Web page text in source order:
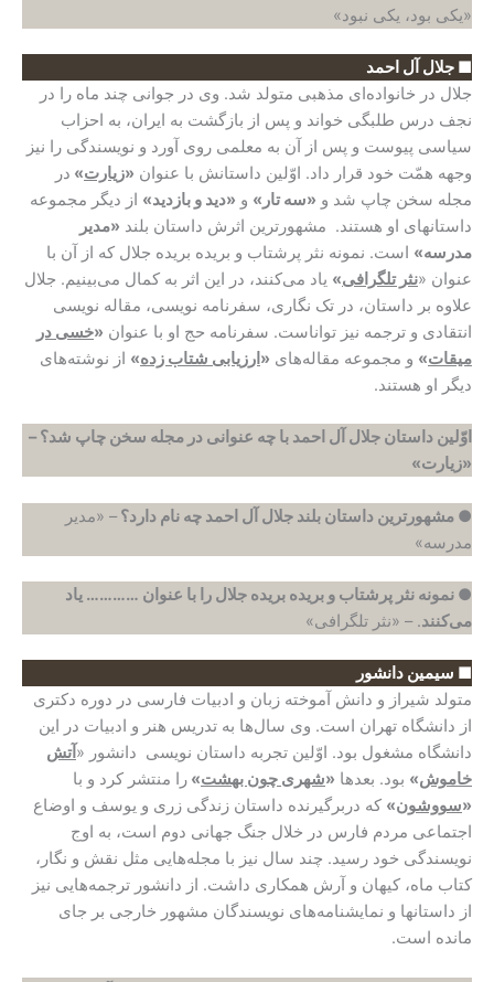
«یکی بود، یکی نبود»
■ جلال آل احمد
جلال در خانواده‌‌ای مذهبی متولد شد. وی در جوانی چند ماه را در
نجف درس طلبگی خواند و پس از بازگشت به ایران، به احزاب
سیاسی پیوست و پس از آن به معلمی روی آورد و نویسندگی را نیز
وجهه همّت خود قرار داد. اوّلین داستانش با عنوان «زیارت» در
مجله سخن چاپ شد و «سه تار» و «دید و بازدید» از دیگر مجموعه
داستانهای او هستند. مشهورترین اثرش داستان بلند «مدیر
مدرسه» است. نمونه نثر پرشتاب و بریده بریده جلال که از آن با
عنوان «نثر تلگرافی» یاد می‌کنند، در این اثر به کمال می‌بینیم. جلال
علاوه بر داستان، در تک نگاری، سفرنامه نویسی، مقاله نویسی
انتقادی و ترجمه نیز تواناست. سفرنامه حج او با عنوان «خسی در
میقات» و مجموعه مقاله‌های « ارزیابی شتاب زده» از نوشته‌های
دیگر او هستند.
اوّلین داستان جلال آل احمد با چه عنوانی در مجله سخن چاپ شد؟ –
«زیارت»
● مشهورترین داستان بلند جلال آل احمد چه نام دارد؟ – «مدیر
مدرسه»
● نمونه نثر پرشتاب و بریده بریده جلال را با عنوان ………… یاد
می‌کنند. – «نثر تلگرافی»
■ سیمین دانشور
متولد شیراز و دانش آموخته زبان و ادبیات فارسی در دوره دکتری
از دانشگاه تهران است. وی سال‌ها به تدریس هنر و ادبیات در این
دانشگاه مشغول بود. اوّلین تجربه داستان نویسی دانشور « آتش
خاموش» بود. بعدها «شهری چون بهشت» را منتشر کرد و با
«سووشون» که دربرگیرنده داستان زندگی زری و یوسف و اوضاع
اجتماعی مردم فارس در خلال جنگ جهانی دوم است، به اوج
نویسندگی خود رسید. چند سال نیز با مجله‌هایی مثل نقش و نگار،
کتاب ماه، کیهان و آرش همکاری داشت. از دانشور ترجمه‌هایی نیز
از داستانها و نمایشنامه‌های نویسندگان مشهور خارجی بر جای
مانده است.